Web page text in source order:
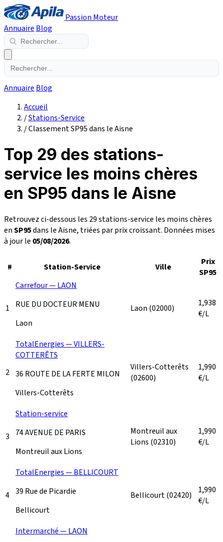
Passion Moteur
Annuaire Blog
Annuaire Blog
Accueil
/Stations-Service
/Classement SP95 dans le Aisne
Top 29 des stations-
service les moins chères
en SP95 dans le Aisne
Retrouvez ci-dessous les 29 stations-service les moins chères
enSP95dans le Aisne, triées par prix croissant. Données mises
à jour le 05/08/2026.
# Station-Service Ville
Prix
SP95
1
Carrefour — LAON
RUE DU DOCTEUR MENU
Laon
Laon (02000)
1,938
€/L
2
TotalEnergies — VILLERS-
COTTERÊTS
36 ROUTE DE LA FERTE MILON
Villers-Cotterêts
Villers-Cotterêts
(02600)
1,990
€/L
3
Station-service
74 AVENUE DE PARIS
Montreuil aux Lions
Montreuil aux
Lions (02310)
1,990
€/L
4
TotalEnergies — BELLICOURT
39 Rue de Picardie
Bellicourt
Bellicourt(02420)
1,990
€/L
Intermarché — LAON